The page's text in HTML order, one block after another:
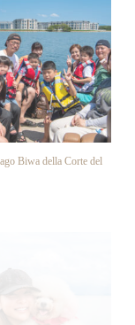
Biwa della Corte del